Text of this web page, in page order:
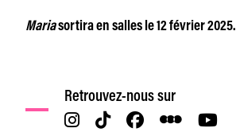
Mariasortira en salles le 12 février 2025.
Retrouvez-nous sur